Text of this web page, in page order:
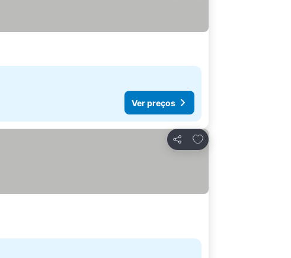
Ver preços
Partilhar
Adicionar aos favoritos